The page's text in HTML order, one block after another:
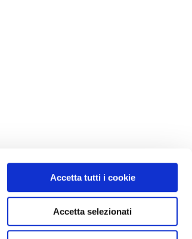
Accetta tutti i cookie
Accetta selezionati
Next Post→